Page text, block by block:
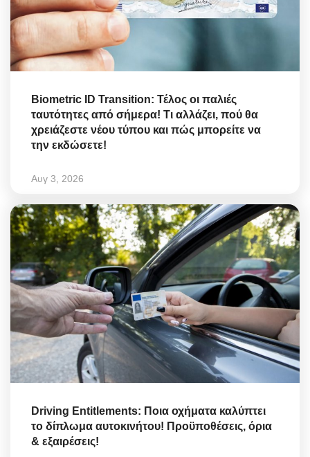
Biometric ID Transition: Τέλος οι παλιές
ταυτότητες από σήμερα! Τι αλλάζει, πού θα
χρειάζεστε νέου τύπου και πώς μπορείτε να
την εκδώσετε!
Αυγ 3, 2026
Driving Entitlements: Ποια οχήματα καλύπτει
το δίπλωμα αυτοκινήτου! Προϋποθέσεις, όρια
& εξαιρέσεις!